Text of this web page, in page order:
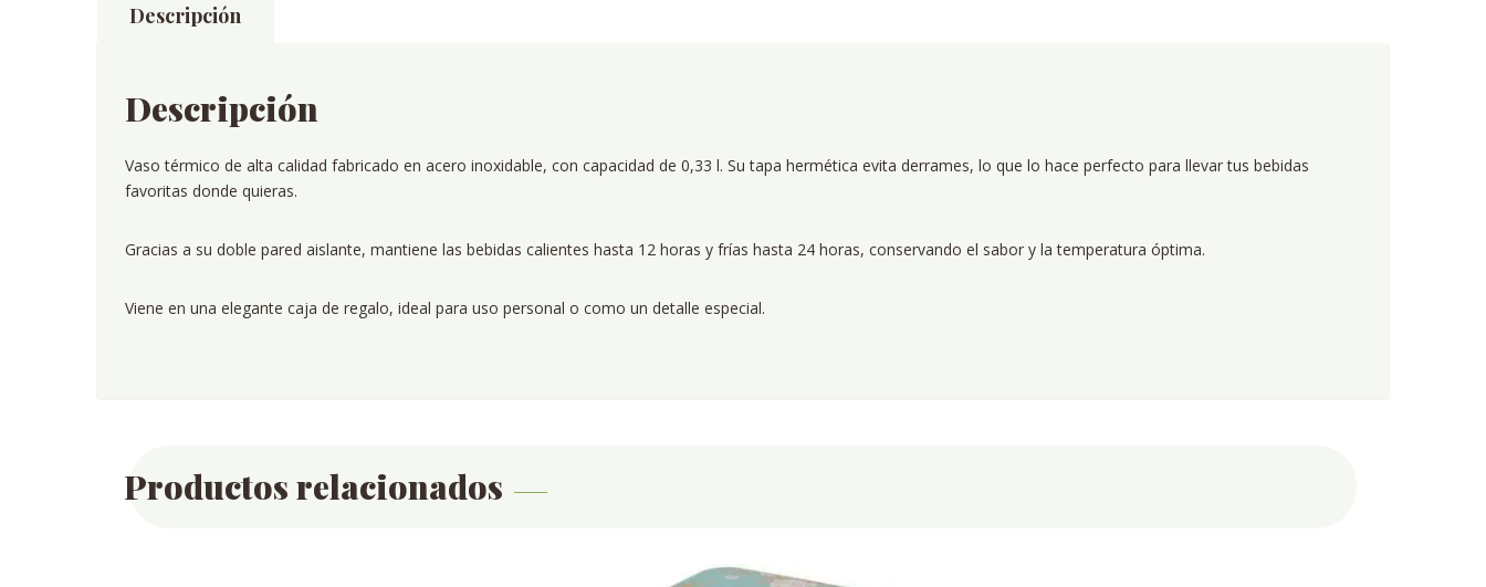
Descripción
Descripción
Vaso térmico de alta calidad fabricado en acero inoxidable, con capacidad de 0,33 l. Su tapa hermética evita derrames, lo que lo hace perfecto para llevar tus bebidas
favoritas donde quieras.
Gracias a su doble pared aislante, mantiene las bebidas calientes hasta 12 horas y frías hasta 24 horas, conservando el sabor y la temperatura óptima.
Viene en una elegante caja de regalo, ideal para uso personal o como un detalle especial.
Productos relacionados